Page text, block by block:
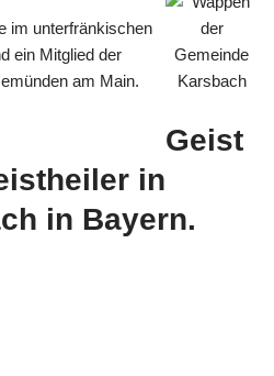
im unterfränkischen
ein Mitglied der
am Main.
Geist
in
in Bayern.